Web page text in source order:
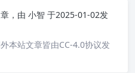
，由 小智 于2025-01-02发
本站文章皆由CC-4.0协议发